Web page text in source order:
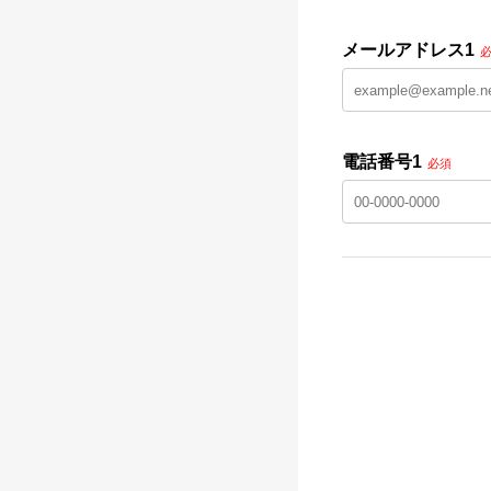
メールアドレス1
電話番号1 必須